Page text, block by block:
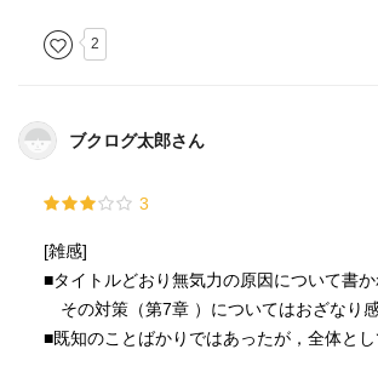
2
ブクログ太郎さん
3
[雑感]
■タイトルどおり無気力の原因について書か
その対策（第7章 ）についてはおざなり感
■既知のことばかりではあったが，全体とし